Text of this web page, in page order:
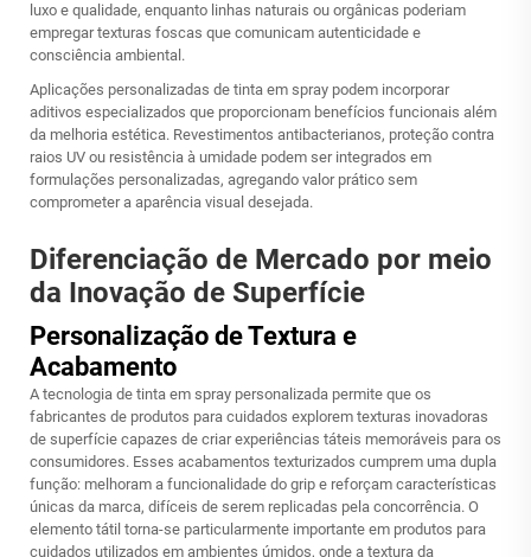
luxo e qualidade, enquanto linhas naturais ou orgânicas poderiam
empregar texturas foscas que comunicam autenticidade e
consciência ambiental.
Aplicações personalizadas de tinta em spray podem incorporar
aditivos especializados que proporcionam benefícios funcionais além
da melhoria estética. Revestimentos antibacterianos, proteção contra
raios UV ou resistência à umidade podem ser integrados em
formulações personalizadas, agregando valor prático sem
comprometer a aparência visual desejada.
Diferenciação de Mercado por meio
da Inovação de Superfície
Personalização de Textura e
Acabamento
A tecnologia de tinta em spray personalizada permite que os
fabricantes de produtos para cuidados explorem texturas inovadoras
de superfície capazes de criar experiências táteis memoráveis para os
consumidores. Esses acabamentos texturizados cumprem uma dupla
função: melhoram a funcionalidade do grip e reforçam características
únicas da marca, difíceis de serem replicadas pela concorrência. O
elemento tátil torna-se particularmente importante em produtos para
cuidados utilizados em ambientes úmidos, onde a textura da